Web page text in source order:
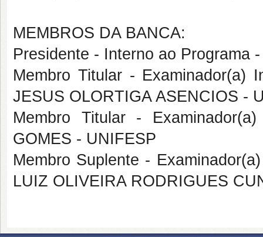
MEMBROS DA BANCA:
Presidente - Interno ao Programa
Membro Titular - Examinador(a)
JESUS OLORTIGA ASENCIOS -
Membro Titular -
GOMES - UNIFESP
Membro Suplente -
LUIZ OLIVEIRA RODRIGUES